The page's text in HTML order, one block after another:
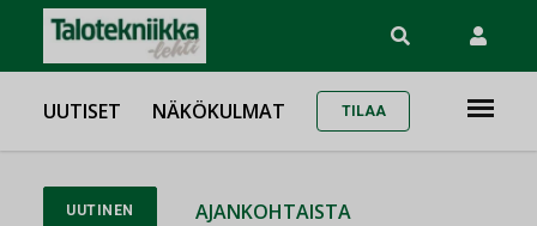
UUTISET NÄKÖKULMAT TILAA
UUTINEN AJANKOHTAISTA